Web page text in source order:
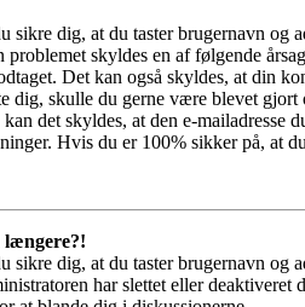
dig, at du taster brugernavn og
skyldes en af følgende
Det kan også skyldes, at din
dig, skulle du gerne være blevet
det skyldes, at den e-
Hvis du er 100% sikker på, at
længere?!
dig, at du taster brugernavn og
har slettet eller